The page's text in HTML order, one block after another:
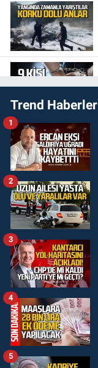
Trend Haberler
1
2
3
4
5